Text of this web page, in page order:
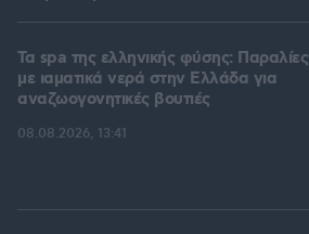
Τα spa της ελληνικής φύσης: Παραλίες
με ιαματικά νερά στην Ελλάδα για
αναζωογονητικές βουτιές
08.08.2026, 13:41